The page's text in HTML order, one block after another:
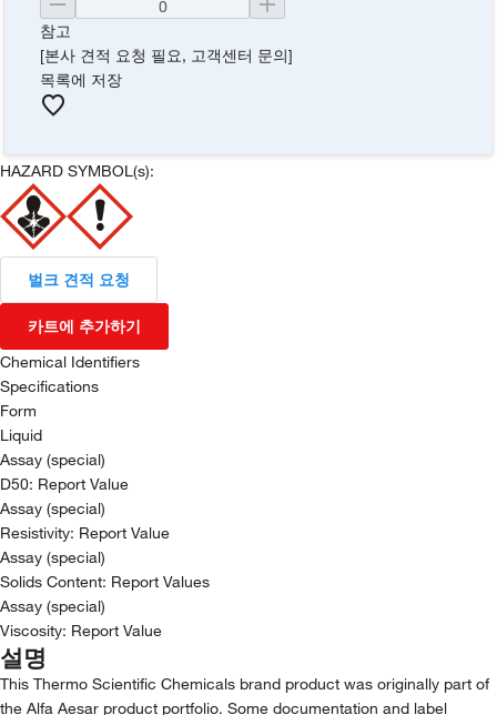
참고
[본사 견적 요청 필요, 고객센터 문의]
목록에 저장
HAZARD SYMBOL(s):
벌크 견적 요청
카트에 추가하기
Chemical Identifiers
Specifications
Form
Liquid
Assay (special)
D50: Report Value
Assay (special)
Resistivity: Report Value
Assay (special)
Solids Content: Report Values
Assay (special)
Viscosity: Report Value
설명
This Thermo Scientific Chemicals brand product was originally part of
the Alfa Aesar product portfolio. Some documentation and label